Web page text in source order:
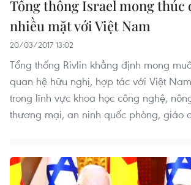
Tổng thống Israel mong thúc
nhiều mặt với Việt Nam
20/03/2017 13:02
Tổng thống Rivlin khẳng định mong
quan hệ hữu nghị, hợp tác với Việt
trong lĩnh vực khoa học công nghệ,
thương mại, an ninh quốc phòng, giáo